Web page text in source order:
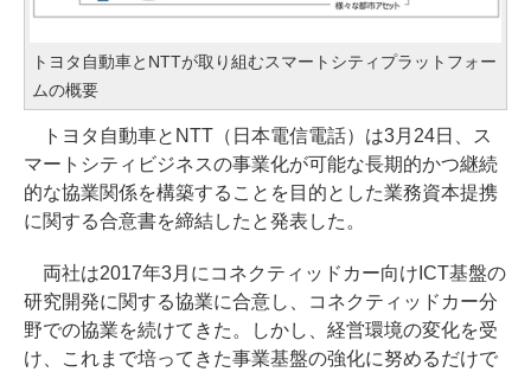
トヨタ自動車とNTTが取り組むスマートシティプラットフォー
ムの概要
トヨタ自動車とNTT（日本電信電話）は3月24日、ス
マートシティビジネスの事業化が可能な長期的かつ継続
的な協業関係を構築することを目的とした業務資本提携
に関する合意書を締結したと発表した。
両社は2017年3月にコネクティッドカー向けICT基盤の
研究開発に関する協業に合意し、コネクティッドカー分
野での協業を続けてきた。しかし、経営環境の変化を受
け、これまで培ってきた事業基盤の強化に努めるだけで